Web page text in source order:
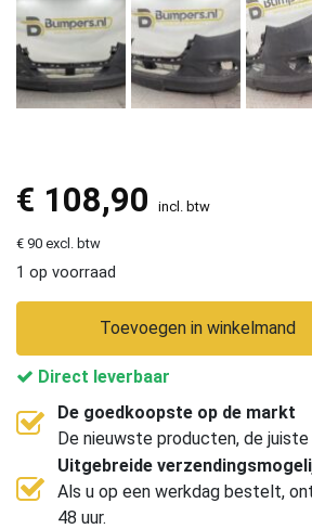
€ 108,90 incl. btw
€ 90 excl. btw
1 op voorraad
Toevoegen in winkelmand
Direct leverbaar
De goedkoopste op de markt
De nieuwste producten, de juiste
Uitgebreide
Als u op een werkdag bestelt,
48 uur.